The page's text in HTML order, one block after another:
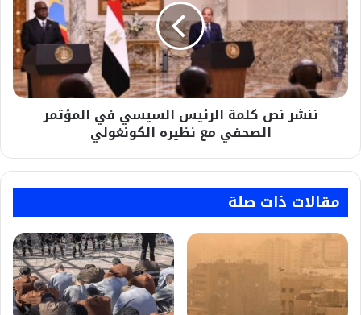
الرئيس
السيسي
في
المؤتمر
الصحفي
مع
ننشر نص كلمة الرئيس السيسي في المؤتمر
الصحفي مع نظيره الكونغولي
مقالات ذات صلة